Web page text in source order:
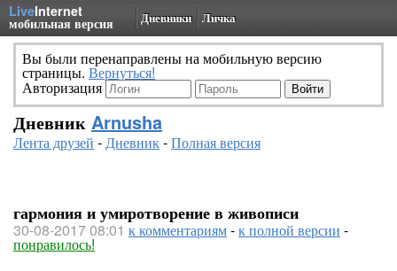
LiveInternet
мобильная версия Дневники Личка
Вы были перенаправлены на мобильную версию
страницы. Вернуться!
Авторизация
Дневник Arnusha
Лента друзей -Дневник-Полная версия
гармония и умиротворение в живописи
30-08-2017 08:01 к комментариям-к полной версии -
понравилось!